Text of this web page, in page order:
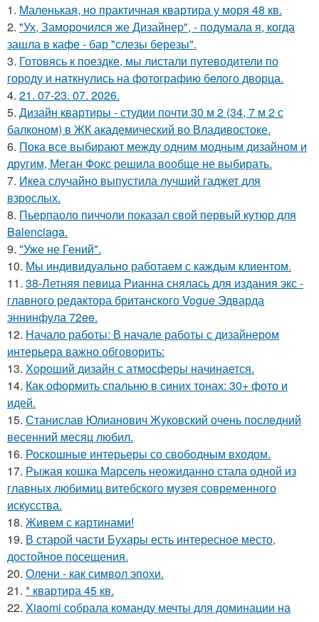
1. Маленькая, но практичная квартира у моря 48 кв.
2. "Ух, Заморочился же Дизайнер", - подумала я, когда
зашла в кафе - бар "слезы березы".
3. Готовясь к поездке, мы листали путеводители по
городу и наткнулись на фотографию белого дворца.
4. 21. 07-23. 07. 2026.
5. Дизайн квартиры - студии почти 30 м 2 (34, 7 м 2 с
балконом) в ЖК академический во Владивостоке.
6. Пока все выбирают между одним модным дизайном и
другим, Меган Фокс решила вообще не выбирать.
7. Икеа случайно выпустила лучший гаджет для
взрослых.
8. Пьерпаоло пиччоли показал свой первый кутюр для
Balenciaga.
9. "Уже не Гений".
10. Мы индивидуально работаем с каждым клиентом.
11. 38-Летняя певица Рианна снялась для издания экс -
главного редактора британского Vogue Эдварда
эннинфула 72ee.
12. Начало работы: В начале работы с дизайнером
интерьера важно обговорить:
13. Хороший дизайн с атмосферы начинается.
14. Как оформить спальню в синих тонах: 30+ фото и
идей.
15. Станислав Юлианович Жуковский очень последний
весенний месяц любил.
16. Роскошные интерьеры со свободным входом.
17. Рыжая кошка Марсель неожиданно стала одной из
главных любимиц витебского музея современного
искусства.
18. Живем с картинами!
19. В старой части Бухары есть интересное место,
достойное посещения.
20. Олени - как символ эпохи.
21. * квартира 45 кв.
22. Xiaomi собрала команду мечты для доминации на